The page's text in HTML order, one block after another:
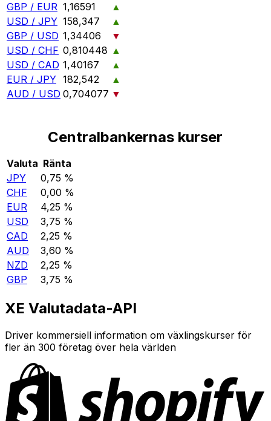
GBP / EUR 1,16591
▲
USD / JPY 158,347
▲
GBP / USD 1,34406
▼
USD / CHF 0,810448 ▲
USD / CAD 1,40167
▲
EUR / JPY 182,542
▲
AUD / USD 0,704077 ▼
Centralbankernas kurser
Valuta Ränta
JPY
0,75 %
CHF
0,00 %
EUR
4,25 %
USD
3,75 %
CAD
2,25 %
AUD
3,60 %
NZD
2,25 %
GBP
3,75 %
XE Valutadata-API
Driver kommersiell information om växlingskurser för
fler än 300 företag över hela världen